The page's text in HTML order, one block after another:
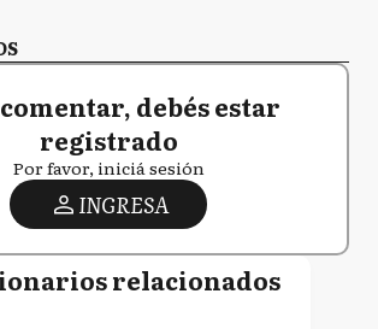
debés estar
registrado
Por favor, iniciá sesión
INGRESA
relacionados